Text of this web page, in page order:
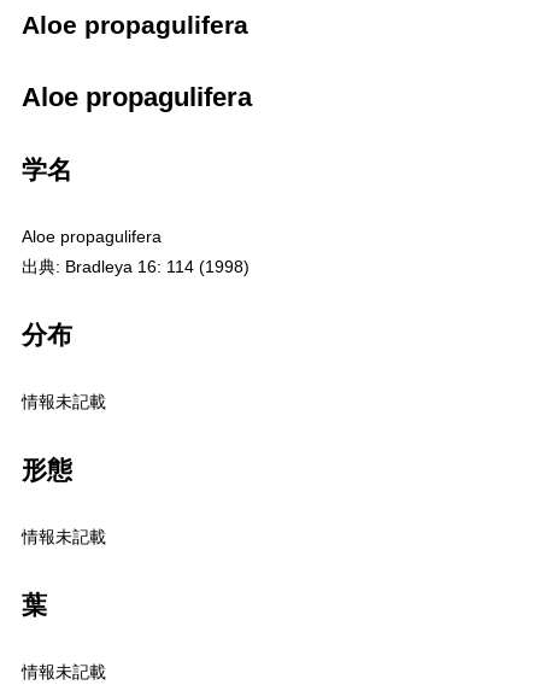
Aloe propagulifera
Aloe propagulifera
学名
Aloe propagulifera
出典: Bradleya 16: 114 (1998)
分布
情報未記載
形態
情報未記載
葉
情報未記載